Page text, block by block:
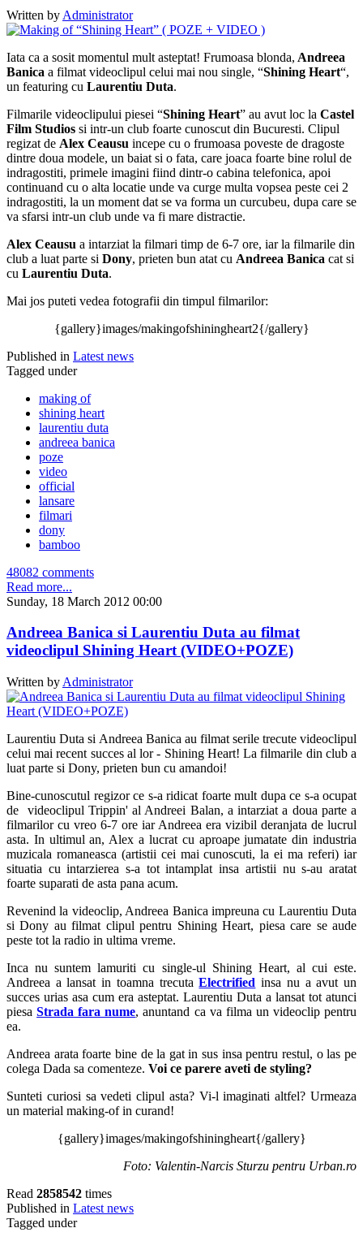
Written by Administrator
Iata ca a sosit momentul mult asteptat! Frumoasa blonda, Andreea
Banica a filmat videoclipul celui mai nou single, “Shining Heart“,
un featuring cu Laurentiu Duta.
Filmarile videoclipului piesei “Shining Heart” au avut loc la Castel
Film Studios si intr-un club foarte cunoscut din Bucuresti. Clipul
regizat de Alex Ceausu incepe cu o frumoasa poveste de dragoste
dintre doua modele, un baiat si o fata, care joaca foarte bine rolul de
indragostiti, primele imagini fiind dintr-o cabina telefonica, apoi
continuand cu o alta locatie unde va curge multa vopsea peste cei 2
indragostiti, la un moment dat se va forma un curcubeu, dupa care se
va sfarsi intr-un club unde va fi mare distractie.
Alex Ceausu a intarziat la filmari timp de 6-7 ore, iar la filmarile din
club a luat parte si Dony, prieten bun atat cu Andreea Banica cat si
cu Laurentiu Duta.
Mai jos puteti vedea fotografii din timpul filmarilor:
{gallery}images/makingofshiningheart2{/gallery}
Published in Latest news
Tagged under
making of
shining heart
laurentiu duta
andreea banica
poze
video
official
lansare
filmari
dony
bamboo
48082 comments
Read more...
Sunday, 18 March 2012 00:00
Andreea Banica si Laurentiu Duta au filmat
videoclipul Shining Heart (VIDEO+POZE)
Written by Administrator
Laurentiu Duta si Andreea Banica au filmat serile trecute videoclipul
celui mai recent succes al lor - Shining Heart! La filmarile din club a
luat parte si Dony, prieten bun cu amandoi!
Bine-cunoscutul regizor ce s-a ridicat foarte mult dupa ce s-a ocupat
de videoclipul Trippin' al Andreei Balan, a intarziat a doua parte a
filmarilor cu vreo 6-7 ore iar Andreea era vizibil deranjata de lucrul
asta. In ultimul an, Alex a lucrat cu aproape jumatate din industria
muzicala romaneasca (artistii cei mai cunoscuti, la ei ma referi) iar
situatia cu intarzierea s-a tot intamplat insa artistii nu s-au aratat
foarte suparati de asta pana acum.
Revenind la videoclip, Andreea Banica impreuna cu Laurentiu Duta
si Dony au filmat clipul pentru Shining Heart, piesa care se aude
peste tot la radio in ultima vreme.
Inca nu suntem lamuriti cu single-ul Shining Heart, al cui este.
Andreea a lansat in toamna trecutaElectrified insa nu a avut un
succes urias asa cum era asteptat. Laurentiu Duta a lansat tot atunci
piesaStrada fara nume, anuntand ca va filma un videoclip pentru
ea.
Andreea arata foarte bine de la gat in sus insa pentru restul, o las pe
colega Dada sa comenteze. Voi ce parere aveti de styling?
Sunteti curiosi sa vedeti clipul asta? Vi-l imaginati altfel? Urmeaza
un material making-of in curand!
{gallery}images/makingofshiningheart{/gallery}
Foto: Valentin-Narcis Sturzu pentru Urban.ro
Read 2858542 times
Published in Latest news
Tagged under